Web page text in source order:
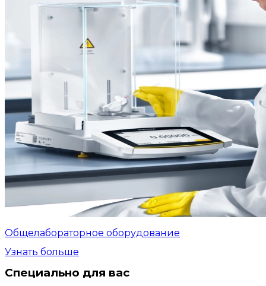
Общелабораторное оборудование
Узнать больше
Специально для вас